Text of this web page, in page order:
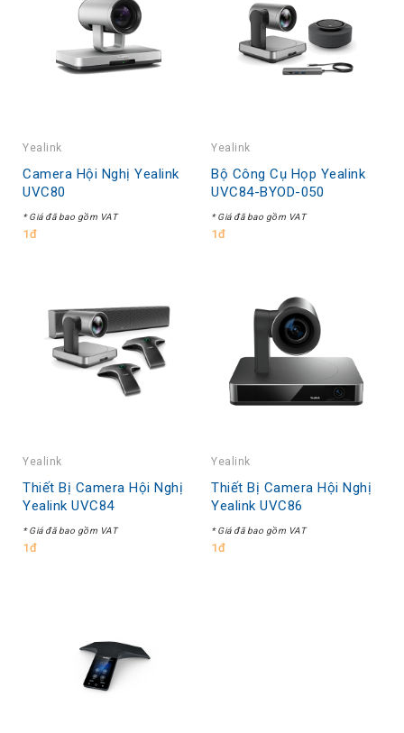
Yealink
Camera Hội Nghị Yealink
UVC80
* Giá đã bao gồm VAT
1đ
Yealink
Bộ Công Cụ Họp Yealink
UVC84-BYOD-050
* Giá đã bao gồm VAT
1đ
Yealink
Thiết Bị Camera Hội Nghị
Yealink UVC84
* Giá đã bao gồm VAT
1đ
Yealink
Thiết Bị Camera Hội Nghị
Yealink UVC86
* Giá đã bao gồm VAT
1đ